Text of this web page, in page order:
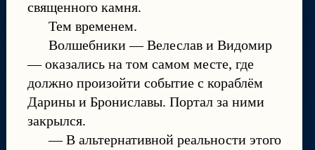
священного камня.
Тем временем.
Волшебники — Велеслав и Видомир
— оказались на том самом месте, где
должно произойти событие с кораблём
Дарины и Брониславы. Портал за ними
закрылся.
— В альтернативной реальности этого